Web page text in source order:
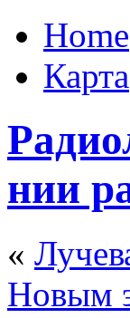
Home
Карта
нии
«
Новым